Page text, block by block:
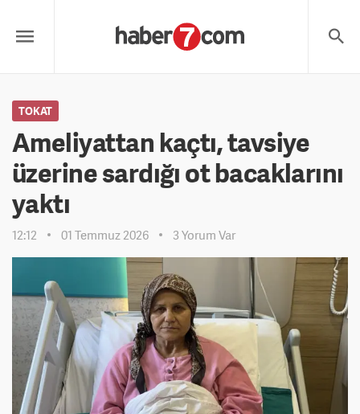
TOKAT
Ameliyattan kaçtı, tavsiye
üzerine sardığı ot bacaklarını
yaktı
12:12 01 Temmuz 2026 3 Yorum Var